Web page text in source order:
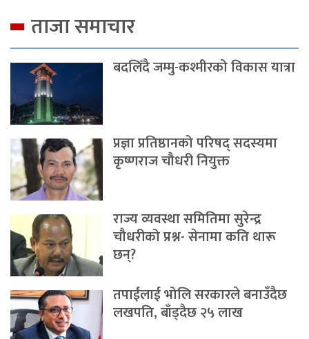
ताजा समाचार
बदलिँदै जम्मु-कश्मीरको विकास यात्रा
प्रज्ञा प्रतिष्ठानको परिषद् सदस्यमा
कृष्णराज चौधरी नियुक्त
राज्य व्यवस्था समितिमा सुरेन्द्र
चौधरीको प्रश्न- सेनामा कति थारू
छन्?
तपाईंलाई भोलि सरकारले बनाउँदैछ
लखपति, बाँड्दैछ २५ लाख